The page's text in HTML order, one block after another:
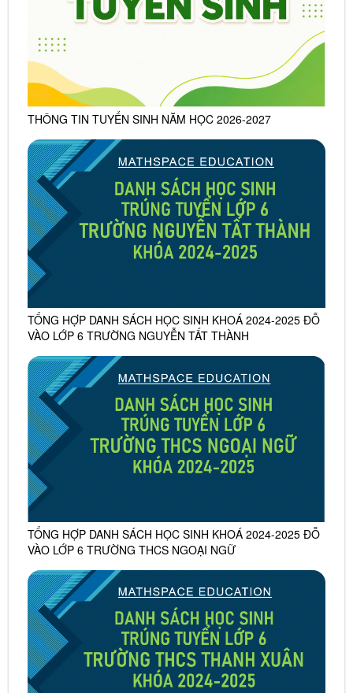
THÔNG TIN TUYỂN SINH NĂM HỌC 2026-2027
TỔNG HỢP DANH SÁCH HỌC SINH KHOÁ 2024-2025 ĐỖ
VÀO LỚP 6 TRƯỜNG NGUYỄN TẤT THÀNH
TỔNG HỢP DANH SÁCH HỌC SINH KHOÁ 2024-2025 ĐỖ
VÀO LỚP 6 TRƯỜNG THCS NGOẠI NGỮ